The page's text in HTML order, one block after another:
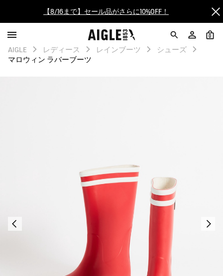
【最大50%OFF】FINAL SALEがスタート！
ログイン/会員登録で送料＆返品無料
0
AIGLE レディース レインブーツ
シューズ
マロウィン ラバーブーツ